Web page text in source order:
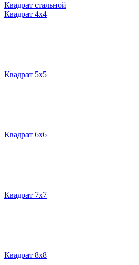
Квадрат стальной
Квадрат 4х4
Квадрат 5х5
Квадрат 6х6
Квадрат 7х7
Квадрат 8х8